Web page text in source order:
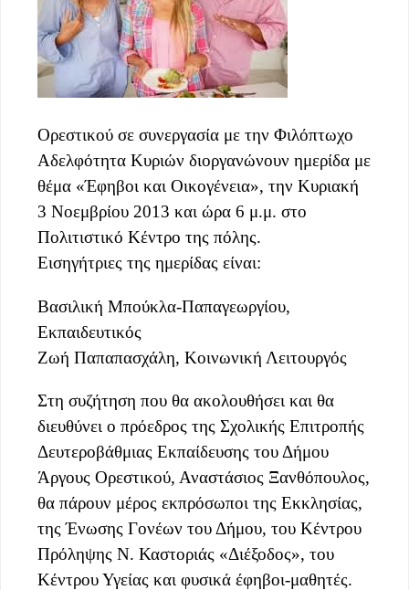
Ορεστικού σε συνεργασία με την Φιλόπτωχο
Αδελφότητα Κυριών διοργανώνουν ημερίδα με
θέμα «Έφηβοι και Οικογένεια», την Κυριακή
3 Νοεμβρίου 2013 και ώρα 6 μ.μ. στο
Πολιτιστικό Κέντρο της πόλης.
Εισηγήτριες της ημερίδας είναι:
Βασιλική Μπούκλα-Παπαγεωργίου,
Εκπαιδευτικός
Ζωή Παπαπασχάλη, Κοινωνική Λειτουργός
Στη συζήτηση που θα ακολουθήσει και θα
διευθύνει ο πρόεδρος της Σχολικής Επιτροπής
Δευτεροβάθμιας Εκπαίδευσης του Δήμου
Άργους Ορεστικού, Αναστάσιος Ξανθόπουλος,
θα πάρουν μέρος εκπρόσωποι της Εκκλησίας,
της Ένωσης Γονέων του Δήμου, του Κέντρου
Πρόληψης Ν. Καστοριάς «Διέξοδος», του
Κέντρου Υγείας και φυσικά έφηβοι-μαθητές.